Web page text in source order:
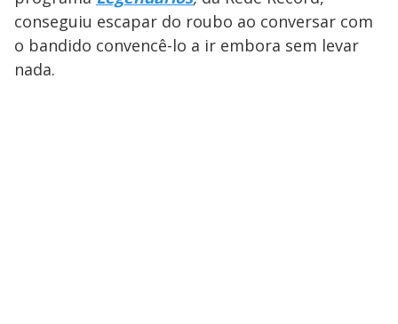
conseguiu escapar do roubo ao conversar com
o bandido convencê-lo a ir embora sem levar
nada.